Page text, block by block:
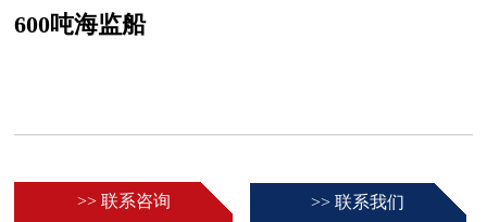
600吨海监船
>> 联系咨询 >> 联系我们